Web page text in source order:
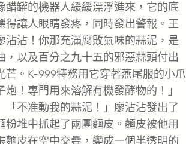
罐的機器人緩緩漂浮進來，它的底
讓人眼睛發疼，同時發出警報。王
沾！你那充滿腐敗氣味的蒜泥，是
，以及百分之九十五的邪惡蒜頭付出
。K-999特務用它穿著燕尾服的小爪
！專門用來溶解有機發酵物的！」
「不准動我的蒜泥！」廖沾沾發出了
堆中抓起了兩團麵皮。麵皮被他用
皮在空中交疊，變成一個半透明的